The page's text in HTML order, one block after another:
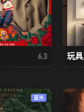
6.3 玩
蓝光